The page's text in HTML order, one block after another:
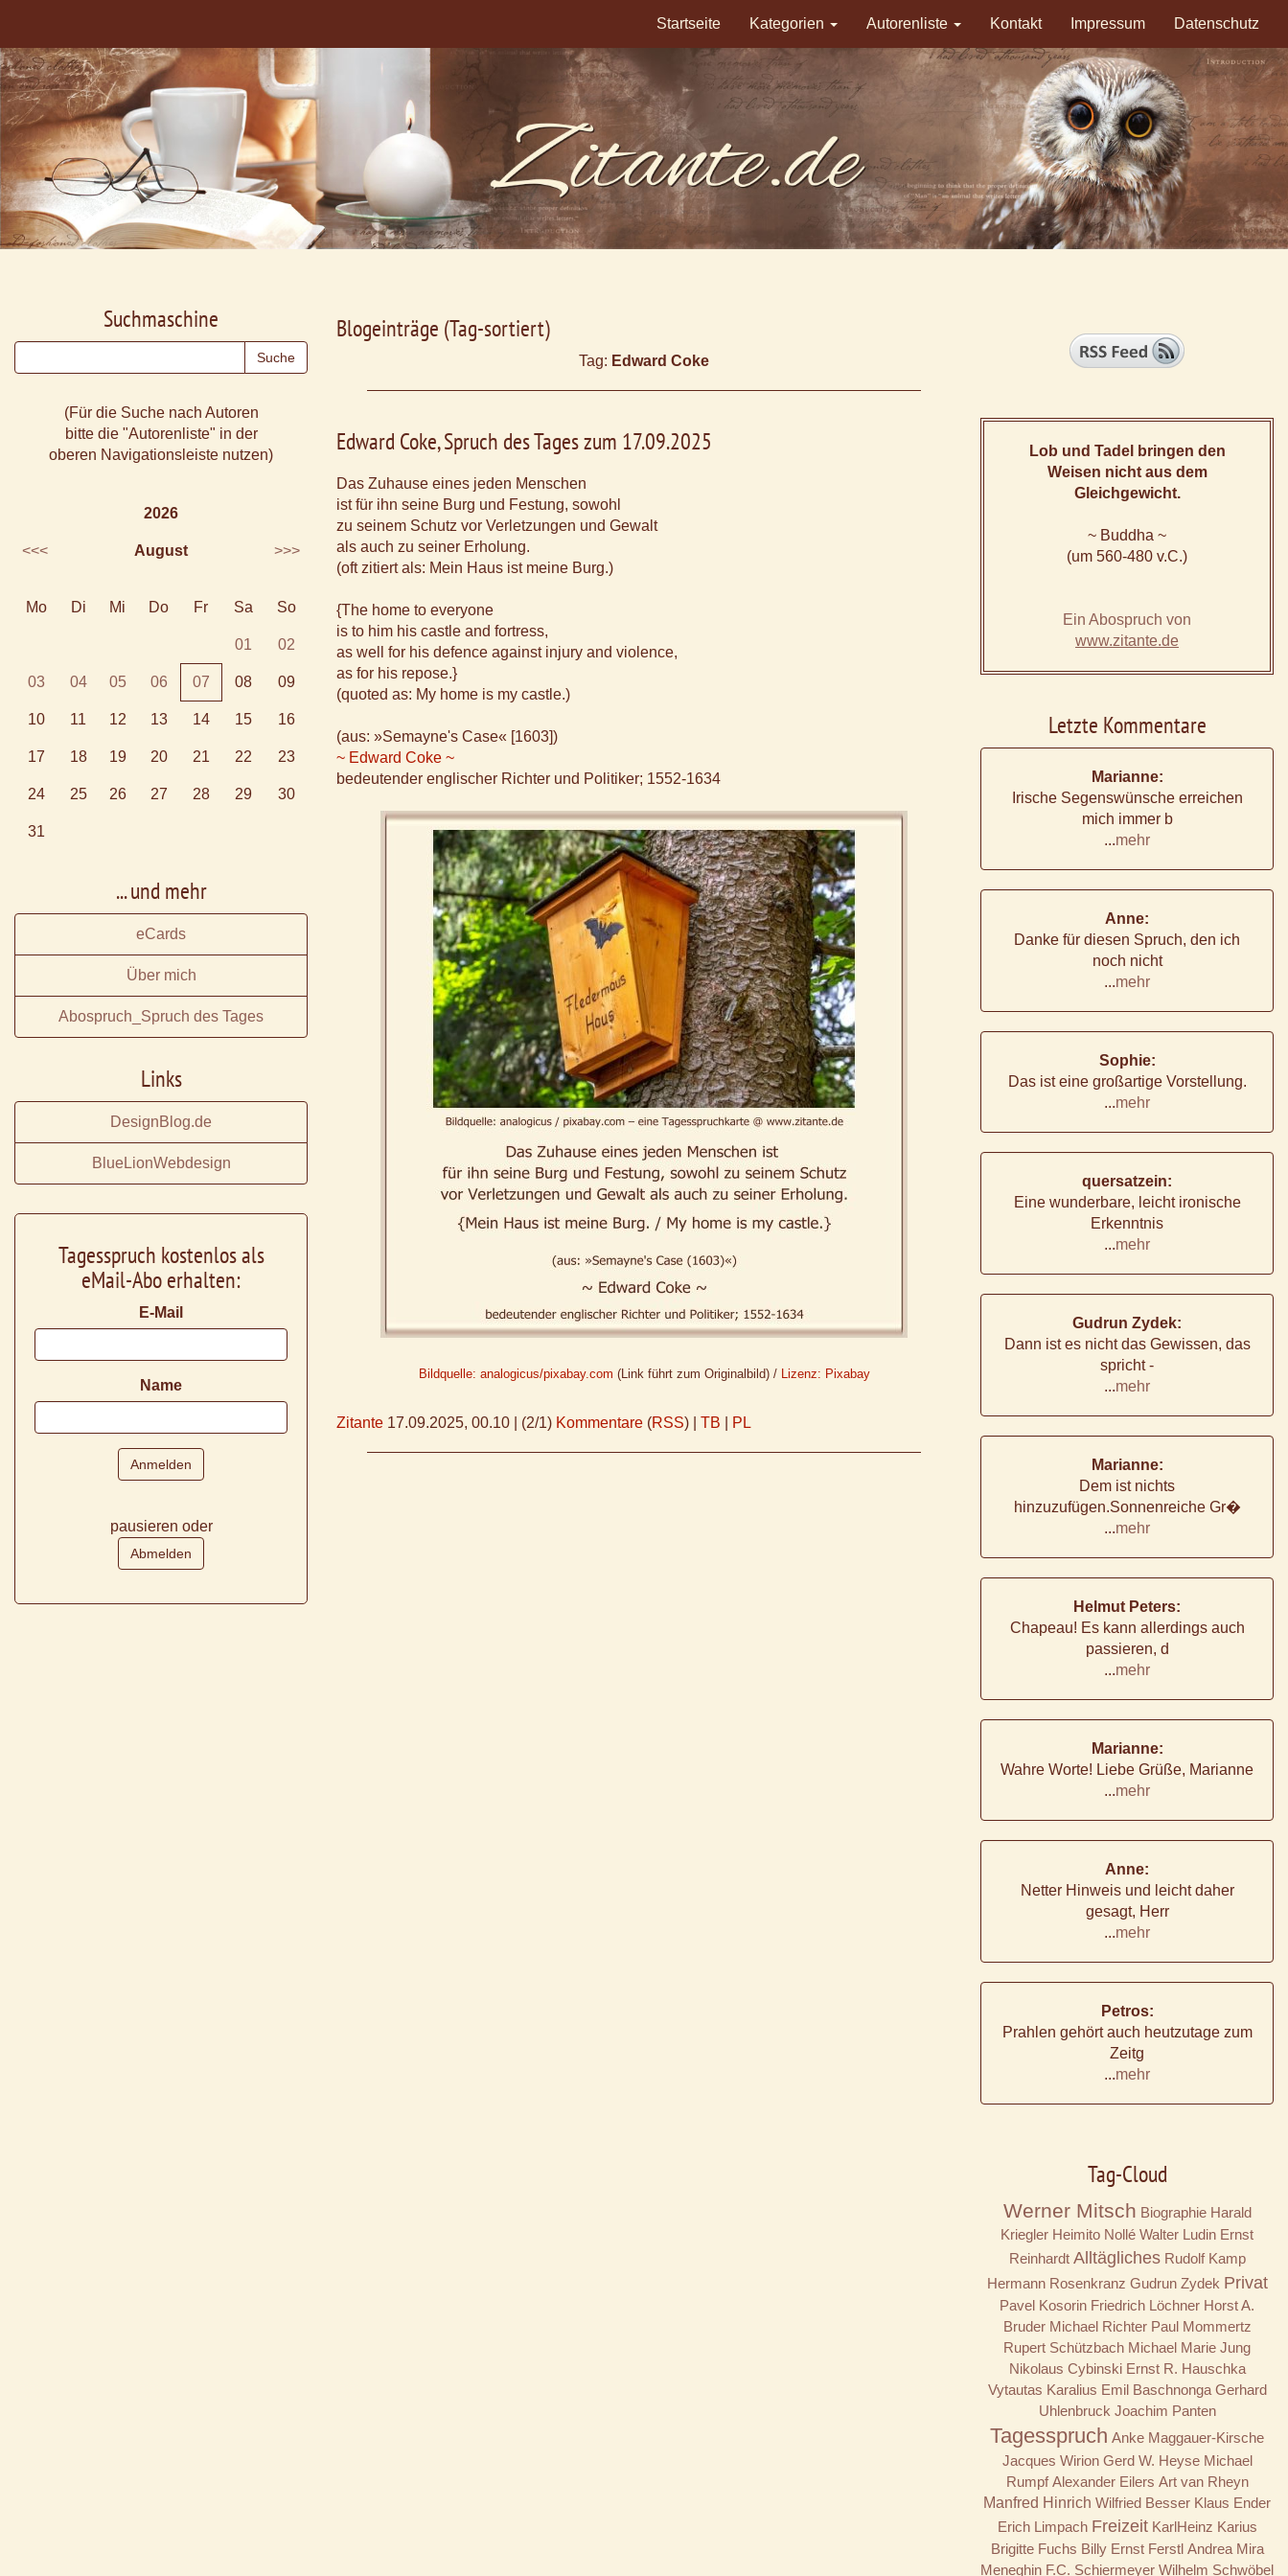
Startseite Kategorien Autorenliste Kontakt Impressum Datenschutz
Blogeinträge (Tag-sortiert)
Tag: Edward Coke
Edward Coke, Spruch des Tages zum 17.09.2025
Das Zuhause eines jeden Menschen
ist für ihn seine Burg und Festung, sowohl
zu seinem Schutz vor Verletzungen und Gewalt
als auch zu seiner Erholung.
(oft zitiert als: Mein Haus ist meine Burg.)
{The home to everyone
is to him his castle and fortress,
as well for his defence against injury and violence,
as for his repose.}
(quoted as: My home is my castle.)
(aus: »Semayne's Case« [1603])
~ Edward Coke ~
bedeutender englischer Richter und Politiker; 1552-1634
Bildquelle: analogicus/pixabay.com (Link führt zum Originalbild) / Lizenz: Pixabay
Zitante 17.09.2025, 00.10 (2/1) Kommentare (RSS) | TB PL
Suchmaschine
(Für die Suche nach Autoren
bitte die "Autorenliste" in der
oberen Navigationsleiste nutzen)
2026
<<< August >>>
Mo Di Mi Do Fr Sa So
01 02
03 04 05 06 07 08 09
10 11 12 13 14 15 16
17 18 19 20 21 22 23
24 25 26 27 28 29 30
31
... und mehr
eCards
Über mich
Abospruch_Spruch des Tages
Links
DesignBlog.de
BlueLionWebdesign
Tagesspruch kostenlos als
eMail-Abo erhalten:
E-Mail
Name
pausieren oder
Lob und Tadel bringen den
Weisen nicht aus dem
Gleichgewicht.
~ Buddha ~
(um 560-480 v.C.)
Ein Abospruch von
www.zitante.de
Letzte Kommentare
Marianne:
Irische Segenswünsche erreichen
mich immer b
...mehr
Anne:
Danke für diesen Spruch, den ich
noch nicht
...mehr
Sophie:
Das ist eine großartige Vorstellung.
...mehr
quersatzein:
Eine wunderbare, leicht ironische
Erkenntnis
...mehr
Gudrun Zydek:
Dann ist es nicht das Gewissen, das
spricht -
...mehr
Marianne:
Dem ist nichts
hinzuzufügen.Sonnenreiche Gr�
...mehr
Helmut Peters:
Chapeau! Es kann allerdings auch
passieren, d
...mehr
Marianne:
Wahre Worte! Liebe Grüße, Marianne
...mehr
Anne:
Netter Hinweis und leicht daher
gesagt, Herr
...mehr
Petros:
Prahlen gehört auch heutzutage zum
Zeitg
...mehr
Tag-Cloud
Werner Mitsch Biographie Harald
Kriegler Heimito Nollé Walter Ludin Ernst
Reinhardt Alltägliches Rudolf Kamp
Hermann Rosenkranz Gudrun Zydek Privat
Pavel Kosorin Friedrich Löchner Horst A.
Bruder Michael Richter Paul Mommertz
Rupert Schützbach Michael Marie Jung
Nikolaus Cybinski Ernst R. Hauschka
Vytautas Karalius Emil Baschnonga Gerhard
Uhlenbruck Joachim Panten
Tagesspruch Anke Maggauer-Kirsche
Jacques Wirion Gerd W. Heyse Michael
Rumpf Alexander Eilers Art van Rheyn
Manfred Hinrich Wilfried Besser Klaus Ender
Erich Limpach Freizeit KarlHeinz Karius
Brigitte Fuchs Billy Ernst Ferstl Andrea Mira
Meneghin F.C. Schiermeyer Wilhelm Schwöbel